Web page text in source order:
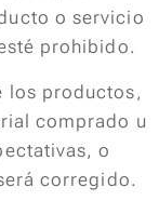
o servicio
prohibido.
los productos,
comprado u
o
corregido.